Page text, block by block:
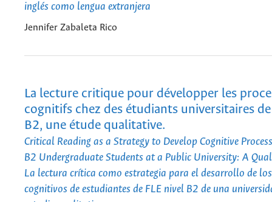
inglés como lengua extranjera
Jennifer Zabaleta Rico
La lecture critique pour développer les
cognitifs chez des étudiants universitaires de
B2, une étude qualitative.
Critical Reading as a Strategy to Develop Cognitive
B2 Undergraduate Students at a Public University: A
La lectura crítica como estrategia para el desarrollo de
cognitivos de estudiantes de FLE nivel B2 de una